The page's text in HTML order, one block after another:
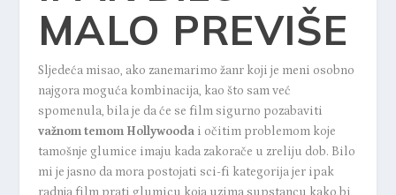
MALO PREVIŠE
Sljedeća misao, ako zanemarimo žanr koji je meni osobno
najgora moguća kombinacija, kao što sam već
spomenula, bila je da će se film sigurno pozabaviti
važnom temom Hollywoodai očitim problemom koje
tamošnje glumice imaju kada zakorače u zreliju dob. Bilo
mi je jasno da mora postojati sci-fi kategorija jer ipak
radnja film prati glumicu koja uzima supstancu kako bi